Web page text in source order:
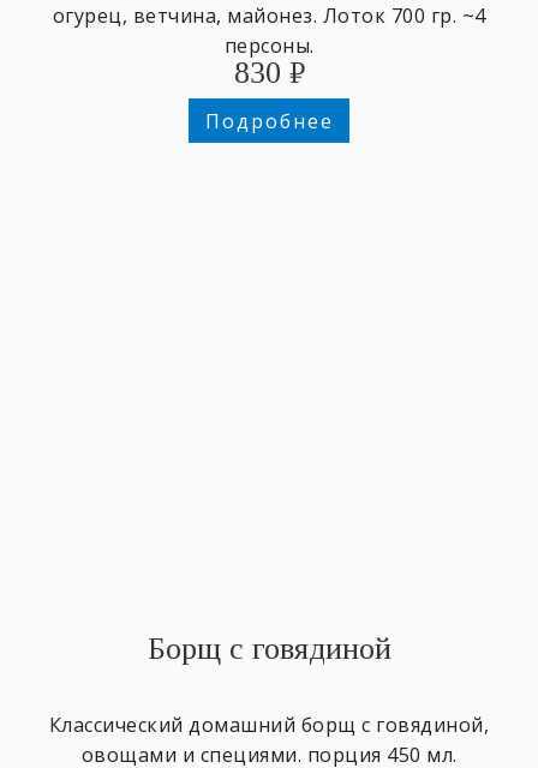
огурец, ветчина, майонез. Лоток 700 гр. ~4
персоны.
830 ₽
Подробнее
Борщ с говядиной
Классический домашний борщ с говядиной,
овощами и специями. порция 450 мл.